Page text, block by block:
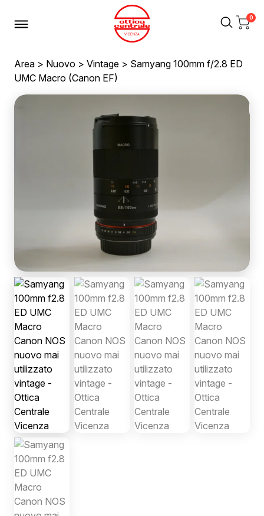
0
Area > Nuovo > Vintage > Samyang 100mm f/2.8 ED
UMC Macro (Canon EF)